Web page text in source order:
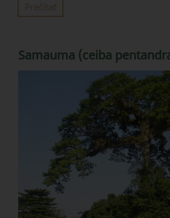
Prečítať
Samauma (ceiba